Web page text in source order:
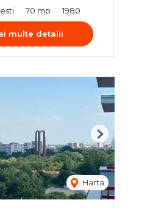
70 mp 1980
multe detalii
Harta
Next